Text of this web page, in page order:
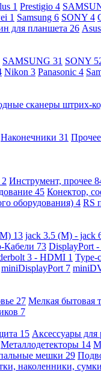
1 Prestigio 4
1 Samsung 6 SONY 4
для планшета 26 Asus
SAMSUNG 31 SONY
Nikon 3 Panasonic 4
сканеры штрих-
Наконечники 31 Прочее
2 Инструмент, прочее
45 Конектор,
оборудования) 4 RS
13 jack 3.5 (M) - jack
Кабели 73 DisplayPort
3 - HDMI 1 Type-
miniDisplayPort 7
27 Мелкая бытовая
7
15 Аксессуары для
Металлодетекторы 14
мешки 29
наколенники, сумки